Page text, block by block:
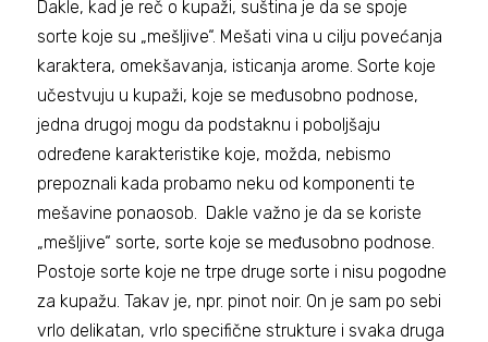
Dakle, kad je reč o kupaži, suština je da se spoje
sorte koje su „mešljive“. Mešati vina u cilju povećanja
karaktera, omekšavanja, isticanja arome. Sorte koje
učestvuju u kupaži, koje se međusobno podnose,
jedna drugoj mogu da podstaknu i poboljšaju
određene karakteristike koje, možda, nebismo
prepoznali kada probamo neku od komponenti te
mešavine ponaosob. Dakle važno je da se koriste
„mešljive“ sorte, sorte koje se međusobno podnose.
Postoje sorte koje ne trpe druge sorte i nisu pogodne
za kupažu. Takav je, npr. pinot noir. On je sam po sebi
vrlo delikatan, vrlo specifične strukture i svaka druga